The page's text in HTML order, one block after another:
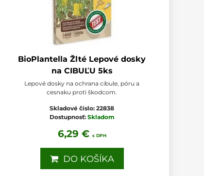
BioPlantella Žlté Lepové dosky
na CIBUĽU 5ks
Lepové dosky na ochrana cibule, póru a
cesnaku proti škodcom.
Skladové číslo:22838
Dostupnosť: Skladom
6,29 € s DPH
DO KOŠÍKA